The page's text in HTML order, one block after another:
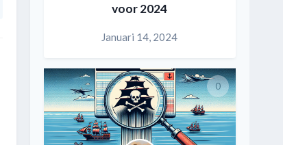
voor 2024
Januari 14, 2024
0